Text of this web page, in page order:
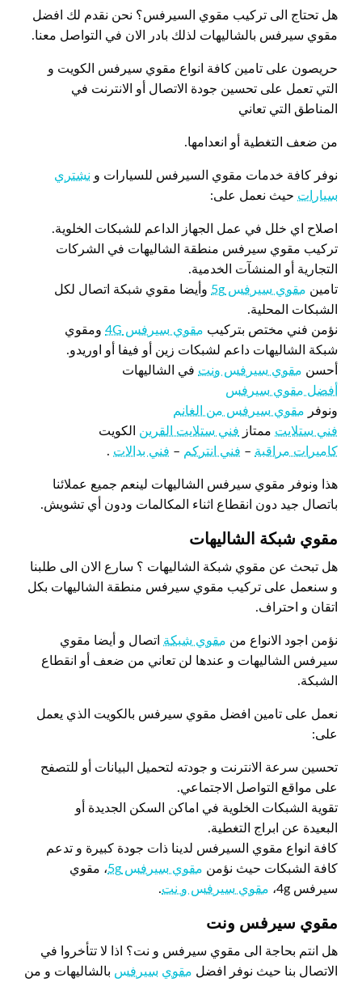
هل تحتاج الى تركيب مقوي السيرفس؟ نحن نقدم لك افضل
مقوي سيرفس بالشاليهات لذلك بادر الان في التواصل معنا.
حريصون على تامين كافة انواع مقوي سيرفس الكويت و
التي تعمل على تحسين جودة الاتصال أو الانترنت في
المناطق التي تعاني
من ضعف التغطية أو انعدامها.
نوفر كافة خدمات مقوي السيرفس للسيارات و نشتري
سيارات حيث نعمل على:
اصلاح اي خلل في عمل الجهاز الداعم للشبكات الخلوية.
تركيب مقوي سيرفس منطقة الشاليهات في الشركات
التجارية أو المنشآت الخدمية.
تامين مقوي سيرفس 5g
وأيضا مقوي شبكة اتصال لكل
الشبكات المحلية.
نؤمن فني مختص بتركيب مقوي سيرفس 4G
ومقوي
شبكة الشاليهات داعم لشبكات زين أو فيفا أو اوريدو.
أحسن مقوي سيرفس ونت في الشاليهات
أفضل مقوي سيرفس
ونوفر مقوي سيرفس من الغانم
فني ستلايت ممتاز فني ستلايت القرين الكويت
كاميرات مراقبة – فني انتركم – فني بدالات .
هذا ونوفر مقوي سيرفس الشاليهات لينعم جميع عملائنا
باتصال جيد دون انقطاع اثناء المكالمات ودون أي تشويش.
مقوي شبكة الشاليهات
هل تبحث عن مقوي شبكة الشاليهات ؟ سارع الان الى طلبنا
و سنعمل على تركيب مقوي سيرفس منطقة الشاليهات بكل
اتقان و احتراف.
نؤمن اجود الانواع من مقوي شبكة اتصال و أيضا مقوي
سيرفس الشاليهات و عندها لن تعاني من ضعف أو انقطاع
الشبكة.
نعمل على تامين افضل مقوي سيرفس بالكويت الذي يعمل
على:
تحسين سرعة الانترنت و جودته لتحميل البيانات أو للتصفح
على مواقع التواصل الاجتماعي.
تقوية الشبكات الخلوية في اماكن السكن الجديدة أو
البعيدة عن ابراج التغطية.
كافة انواع مقوي السيرفس لدينا ذات جودة كبيرة و تدعم
كافة الشبكات حيث نؤمن مقوي سيرفس 5g
، مقوي
سيرفس 4g،
مقوي سيرفس و نت.
مقوي سيرفس ونت
هل انتم بحاجة الى مقوي سيرفس و نت؟ اذا لا تتأخروا في
الاتصال بنا حيث نوفر افضل مقوي سيرفس بالشاليهات و من